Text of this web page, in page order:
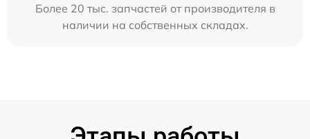
Более 20 тыс. запчастей от производителя в
наличии на собственных складах.